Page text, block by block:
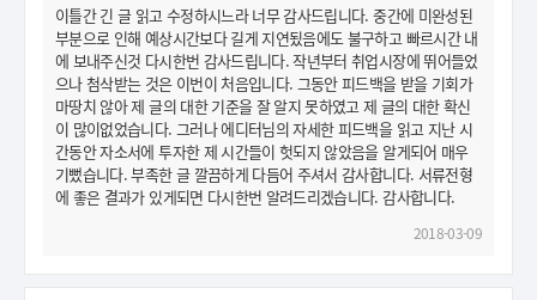
이틀간 긴 글 읽고 수정하시느라 너무 감사드립니다. 중간에 미완성된
부분으로 인해 예상시간보다 길게 지연됬음에도 불구하고 빠르시간 내
에 보내주신것 다시한번 감사드립니다. 작년부터 취업시장에 뛰어들었
으나 첨삭받는 것은 이번이 처음입니다. 그동안 피드백을 받을 기회가
마땅치 않아 제 글의 대한 기준을 잘 알지 못하였고 제 글의 대한 확신
이 많이없었습니다. 그러나 에디터님의 자세한 피드백을 읽고 지난 시
간동안 자소서에 투자한 제 시간들이 헛되지 않았음을 알게되어 매우
기뻤습니다. 부족한 글 깔끔하게 다듬어 주셔서 감사합니다. 서류전형
에 좋은 결과가 있게되면 다시한번 알려드리겠습니다. 감사합니다.
2018-03-09